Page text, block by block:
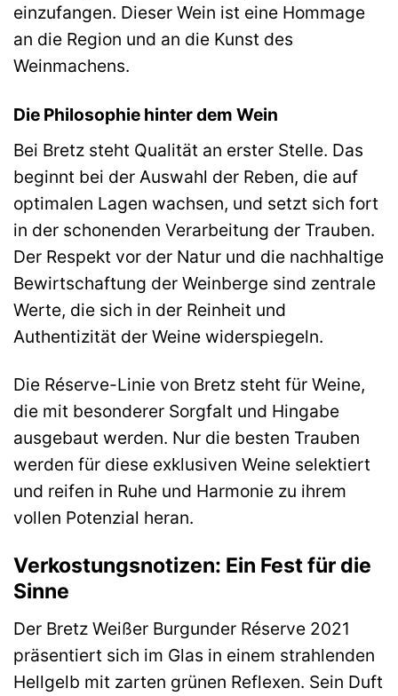
einzufangen. Dieser Wein ist eine Hommage
an die Region und an die Kunst des
Weinmachens.
Die Philosophie hinter dem Wein
Bei Bretz steht Qualität an erster Stelle. Das
beginnt bei der Auswahl der Reben, die auf
optimalen Lagen wachsen, und setzt sich fort
in der schonenden Verarbeitung der Trauben.
Der Respekt vor der Natur und die nachhaltige
Bewirtschaftung der Weinberge sind zentrale
Werte, die sich in der Reinheit und
Authentizität der Weine widerspiegeln.
Die Réserve-Linie von Bretz steht für Weine,
die mit besonderer Sorgfalt und Hingabe
ausgebaut werden. Nur die besten Trauben
werden für diese exklusiven Weine selektiert
und reifen in Ruhe und Harmonie zu ihrem
vollen Potenzial heran.
Verkostungsnotizen: Ein Fest für die
Sinne
Der Bretz Weißer Burgunder Réserve 2021
präsentiert sich im Glas in einem strahlenden
Hellgelb mit zarten grünen Reflexen. Sein Duft